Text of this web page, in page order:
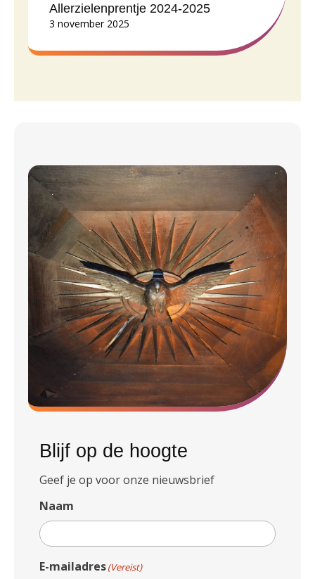
Allerzielenprentje 2024-2025
3 november 2025
Blijf op de hoogte
Geef je op voor onze nieuwsbrief
Naam
E-mailadres(Vereist)